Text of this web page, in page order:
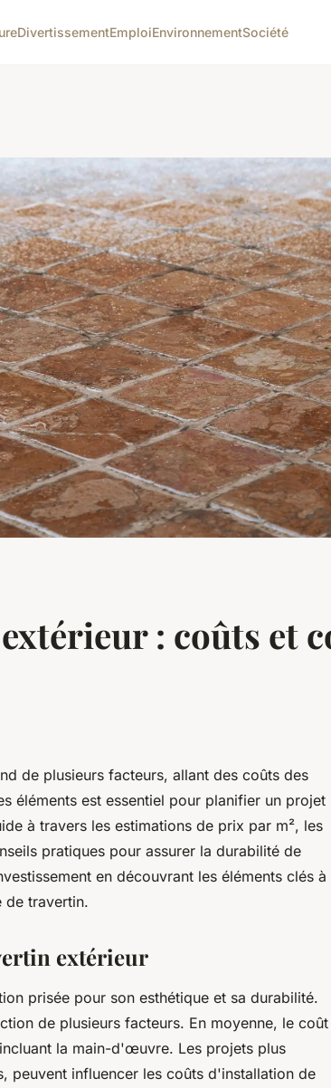
DivertissementEmploiEnvironnementSociété
: coûts et
de plusieurs facteurs, allant des coûts des
éléments est essentiel pour planifier un projet
à travers les estimations de prix par m², les
pratiques pour assurer la durabilité de
en découvrant les éléments clés à
de travertin.
extérieur
prisée pour son esthétique et sa durabilité.
de plusieurs facteurs. En moyenne, le coût
la main-d'œuvre. Les projets plus
peuvent influencer les coûts d'installation de